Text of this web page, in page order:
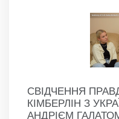
СВІДЧЕННЯ
КІМБЕРЛІН З
АНДРІЄМ